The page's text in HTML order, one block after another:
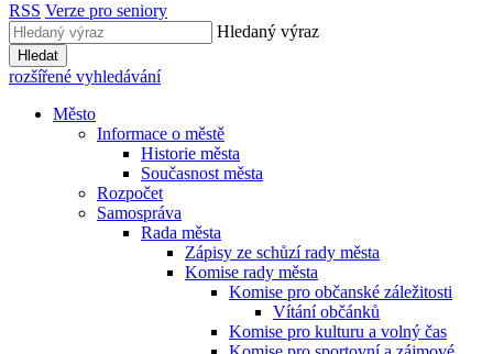
RSS Verze pro seniory
Hledaný výraz
Hledat
rozšířené vyhledávání
Město
Informace o městě
Historie města
Současnost města
Rozpočet
Samospráva
Rada města
Zápisy ze schůzí rady města
Komise rady města
Komise pro občanské záležitosti
Vítání občánků
Komise pro kulturu a volný čas